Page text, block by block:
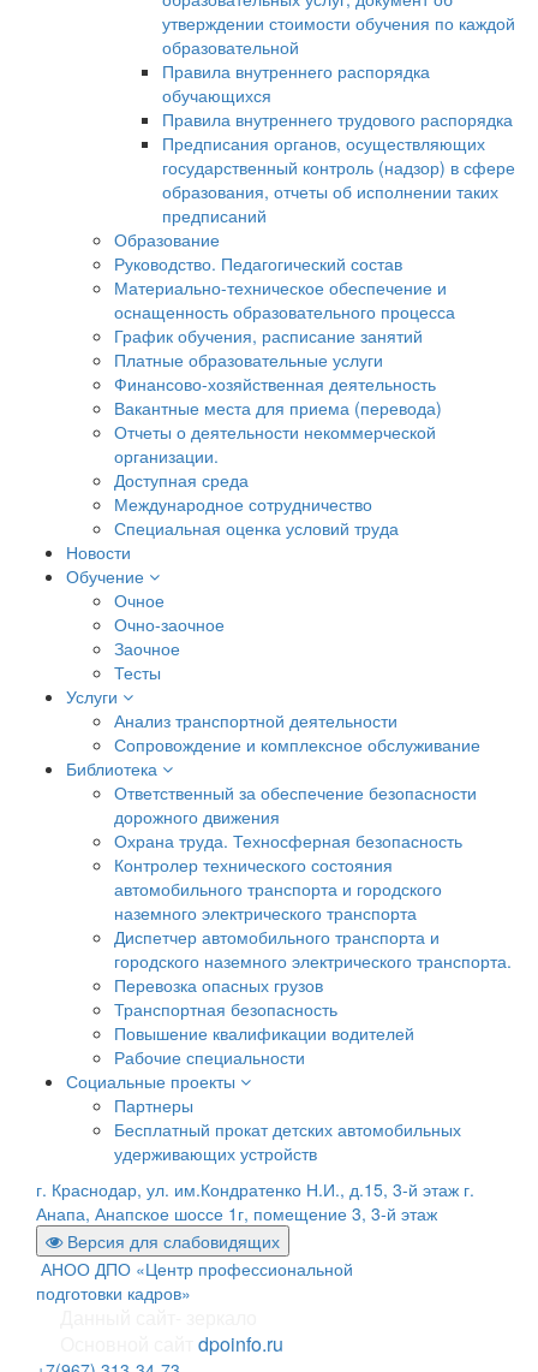
утверждении стоимости обучения по каждой
образовательной
Правила внутреннего распорядка
обучающихся
Правила внутреннего трудового распорядка
Предписания органов, осуществляющих
государственный контроль (надзор) в сфере
образования, отчеты об исполнении таких
предписаний
Образование
Руководство. Педагогический состав
Материально-техническое обеспечение и
оснащенность образовательного процесса
График обучения, расписание занятий
Платные образовательные услуги
Финансово-хозяйственная деятельность
Вакантные места для приема (перевода)
Отчеты о деятельности некоммерческой
организации.
Доступная среда
Международное сотрудничество
Специальная оценка условий труда
Новости
Обучение
Очное
Очно-заочное
Заочное
Тесты
Услуги
Анализ транспортной деятельности
Сопровождение и комплексное обслуживание
Библиотека
Ответственный за обеспечение безопасности
дорожного движения
Охрана труда. Техносферная безопасность
Контролер технического состояния
автомобильного транспорта и городского
наземного электрического транспорта
Диспетчер автомобильного транспорта и
городского наземного электрического транспорта.
Перевозка опасных грузов
Транспортная безопасность
Повышение квалификации водителей
Рабочие специальности
Социальные проекты
Партнеры
Бесплатный прокат детских автомобильных
удерживающих устройств
г. Краснодар, ул. им.Кондратенко Н.И., д.15, 3-й этаж г.
Анапа, Анапское шоссе 1г, помещение 3, 3-й этаж
Версия для слабовидящих
АНОО ДПО «Центр профессиональной
подготовки кадров»
dpoinfo.ru